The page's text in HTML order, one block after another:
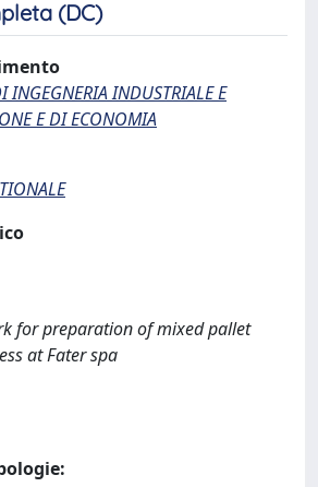
(DC)
INGEGNERIA INDUSTRIALE E
E DI ECONOMIA
for preparation of mixed pallet
at Fater spa